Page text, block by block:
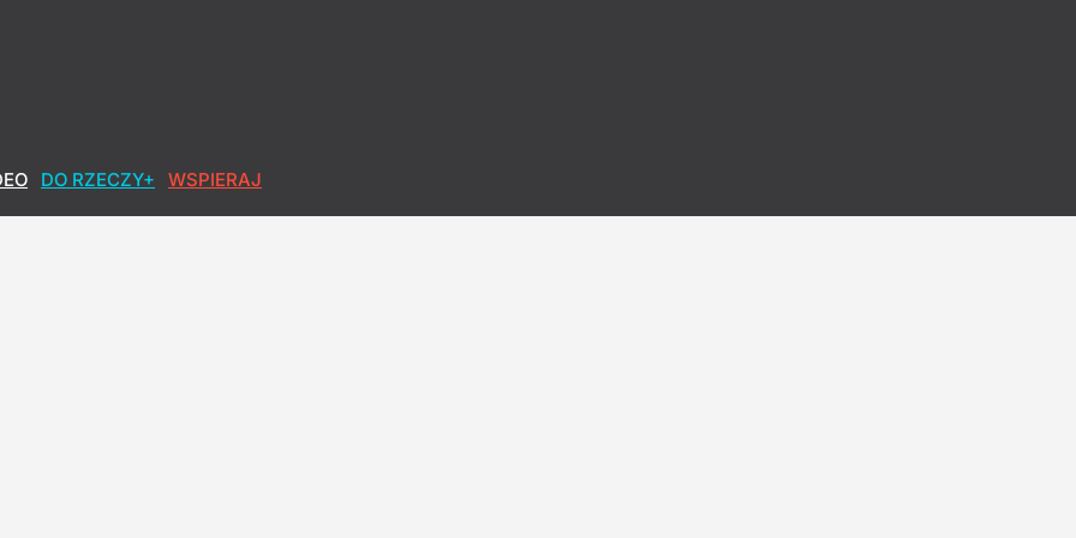
DO RZECZY+ WSPIERAJ